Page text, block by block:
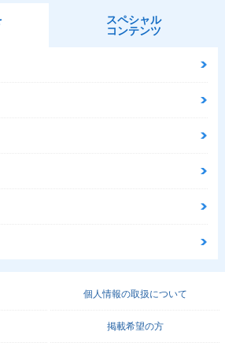
スペシャル
コンテンツ
個人情報の取扱について
掲載希望の方